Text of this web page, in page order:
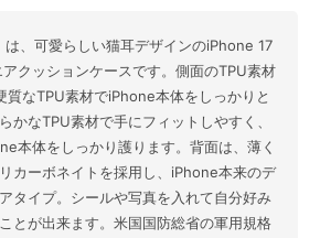
は、可愛らしい猫耳デザインのiPhone 17
クッションケースです。側面のTPU素材
質なTPU素材でiPhone本体をしっかりと
かなTPU素材で手にフィットしやすく、
本体をしっかり護ります。背面は、薄く
カーボネイトを採用し、iPhone本来のデ
タイプ。シールや写真を入れて自分好み
とが出来ます。米国国防総省の軍用規格